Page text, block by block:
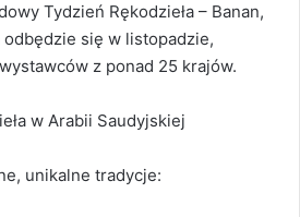
Tydzień Rękodzieła – Banan,
się w listopadzie,
z ponad 25 krajów.
w Arabii Saudyjskiej
unikalne tradycje: